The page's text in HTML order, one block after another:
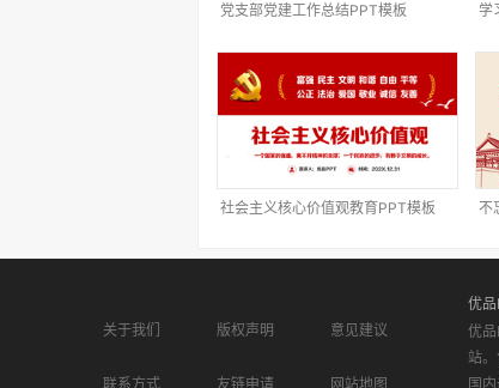
党支部党建工作总结PPT模板 学
社会主义核心价值观教育PPT模板 不
关于我们 版权声明 意见建议
联系方式 友链申请 网站地图
优
优
站
国